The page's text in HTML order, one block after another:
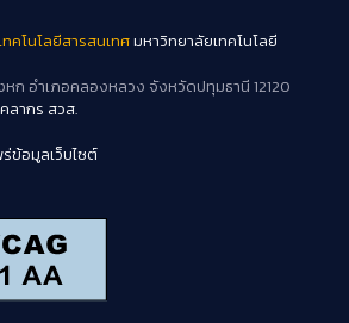
คโนโลยีสารสนเทศมหาวิทยาลัยเทคโนโลยี
ก อำเภอคลองหลวง จังหวัดปทุมธานี 12120
ลากร สวส.
ข้อมูลเว็บไซต์